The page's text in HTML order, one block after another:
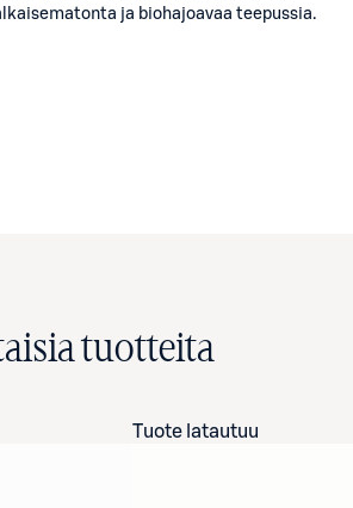
ja biohajoavaa teepussia.
tuotteita
Tuote latautuu